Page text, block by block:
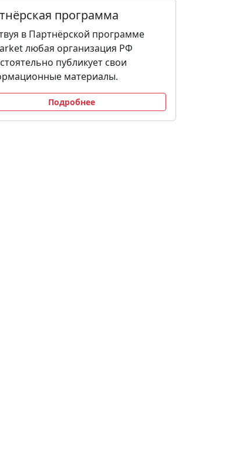
программа
в Партнёрской программе
любая организация РФ
публикует свои
материалы.
Подробнее